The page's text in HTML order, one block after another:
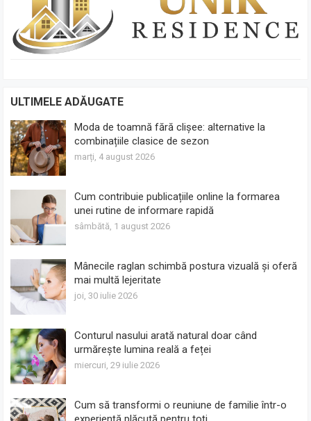
ULTIMELE ADĂUGATE
Moda de toamnă fără clișee: alternative la
combinațiile clasice de sezon
marți, 4 august 2026
Cum contribuie publicațiile online la formarea
unei rutine de informare rapidă
sâmbătă, 1 august 2026
Mânecile raglan schimbă postura vizuală și oferă
mai multă lejeritate
joi, 30 iulie 2026
Conturul nasului arată natural doar când
urmărește lumina reală a feței
miercuri, 29 iulie 2026
Cum să transformi o reuniune de familie într-o